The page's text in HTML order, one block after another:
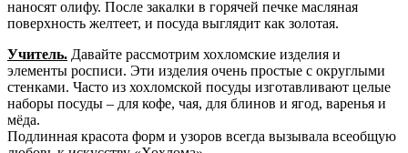
наносят олифу. После закалки в горячей печке масляная
поверхность желтеет, и посуда выглядит как золотая.
Учитель. Давайте рассмотрим хохломские изделия и
элементы росписи. Эти изделия очень простые с округлыми
стенками. Часто из хохломской посуды изготавливают целые
наборы посуды – для кофе, чая, для блинов и ягод, варенья и
мёда.
Подлинная красота форм и узоров всегда вызывала всеобщую